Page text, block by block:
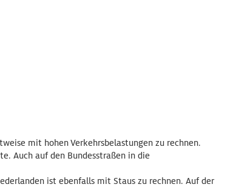
mit hohen Verkehrsbelastungen zu rechnen.
Auch auf den Bundesstraßen in die
ist ebenfalls mit Staus zu rechnen. Auf der